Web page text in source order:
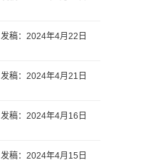
发稿：2024年4月22日
发稿：2024年4月21日
发稿：2024年4月16日
发稿：2024年4月15日